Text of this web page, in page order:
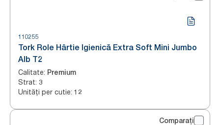
110255
Tork Role Hârtie Igienică Extra Soft Mini Jumbo
Alb T2
Calitate: Premium
Strat: 3
Unități per cutie: 12
Comparați